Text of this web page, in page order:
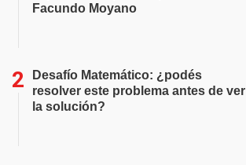
Facundo Moyano
Desafío Matemático: ¿podés
resolver este problema antes de ver
la solución?